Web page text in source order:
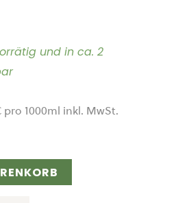
und in ca. 2
pro 1000ml inkl. MwSt.